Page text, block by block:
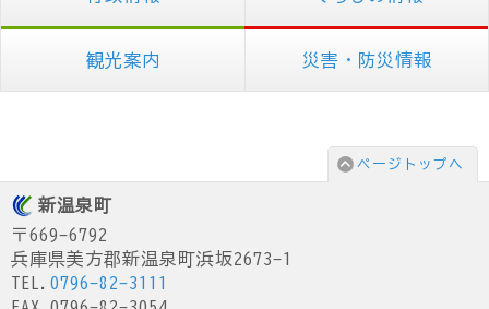
観光案内 災害・防災情報
ページトップへ
新温泉町
〒669-6792
兵庫県美方郡新温泉町浜坂2673-1
TEL. 0796-82-3111